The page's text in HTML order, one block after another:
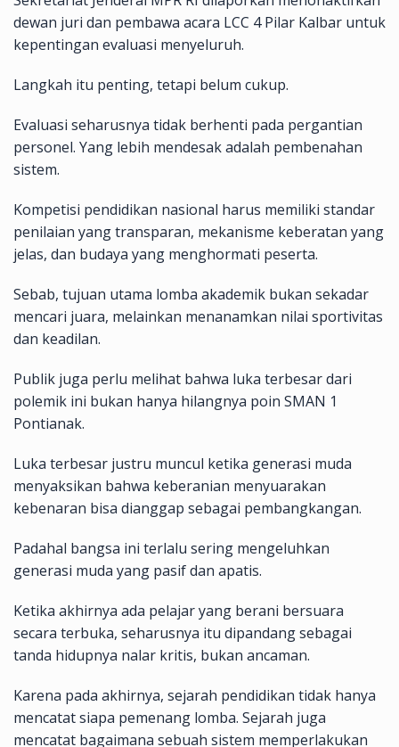
dewan juri dan pembawa acara LCC 4 Pilar Kalbar untuk
kepentingan evaluasi menyeluruh.
Langkah itu penting, tetapi belum cukup.
Evaluasi seharusnya tidak berhenti pada pergantian
personel. Yang lebih mendesak adalah pembenahan
sistem.
Kompetisi pendidikan nasional harus memiliki standar
penilaian yang transparan, mekanisme keberatan yang
jelas, dan budaya yang menghormati peserta.
Sebab, tujuan utama lomba akademik bukan sekadar
mencari juara, melainkan menanamkan nilai sportivitas
dan keadilan.
Publik juga perlu melihat bahwa luka terbesar dari
polemik ini bukan hanya hilangnya poin SMAN 1
Pontianak.
Luka terbesar justru muncul ketika generasi muda
menyaksikan bahwa keberanian menyuarakan
kebenaran bisa dianggap sebagai pembangkangan.
Padahal bangsa ini terlalu sering mengeluhkan
generasi muda yang pasif dan apatis.
Ketika akhirnya ada pelajar yang berani bersuara
secara terbuka, seharusnya itu dipandang sebagai
tanda hidupnya nalar kritis, bukan ancaman.
Karena pada akhirnya, sejarah pendidikan tidak hanya
mencatat siapa pemenang lomba. Sejarah juga
mencatat bagaimana sebuah sistem memperlakukan